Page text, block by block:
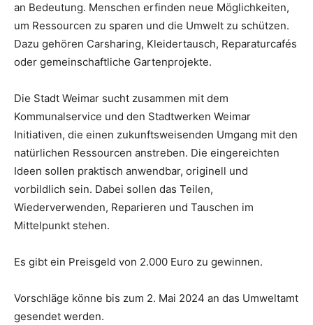
an Bedeutung. Menschen erfinden neue Möglichkeiten,
um Ressourcen zu sparen und die Umwelt zu schützen.
Dazu gehören Carsharing, Kleidertausch, Reparaturcafés
oder gemeinschaftliche Gartenprojekte.
Die Stadt Weimar sucht zusammen mit dem
Kommunalservice und den Stadtwerken Weimar
Initiativen, die einen zukunftsweisenden Umgang mit den
natürlichen Ressourcen anstreben. Die eingereichten
Ideen sollen praktisch anwendbar, originell und
vorbildlich sein. Dabei sollen das Teilen,
Wiederverwenden, Reparieren und Tauschen im
Mittelpunkt stehen.
Es gibt ein Preisgeld von 2.000 Euro zu gewinnen.
Vorschläge könne bis zum 2. Mai 2024 an das Umweltamt
gesendet werden.